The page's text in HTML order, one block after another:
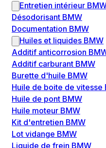
Entretien intérieur
Désodorisant BMW
Documentation BMW
Huiles et liquides BMW
Additif anticorrosion
Additif carburant BMW
Burette d'huile BMW
Huile de boite de vitesse
Huile de pont BMW
Huile moteur BMW
Kit d'entretien BMW
Lot vidange BMW
Liquide de frein BMW